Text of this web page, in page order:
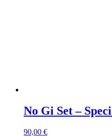
No Gi Set –
90,00 €